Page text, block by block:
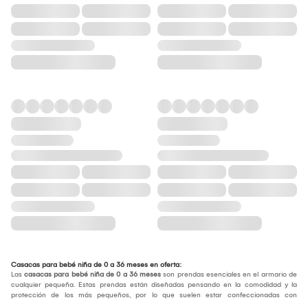
Casacas para bebé niña de 0 a 36 meses en oferta:
Las casacas para bebé niña de 0 a 36 meses son prendas esenciales en el armario de
cualquier pequeña. Estas prendas están diseñadas pensando en la comodidad y la
protección de los más pequeños, por lo que suelen estar confeccionadas con